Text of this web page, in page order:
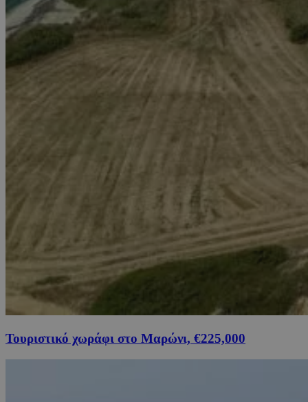
Τουριστικό χωράφι στο Μαρώνι, €225,000